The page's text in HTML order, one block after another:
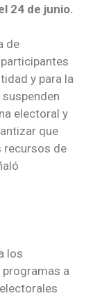
24 de junio.
de
y para la
electoral y
que
recursos de
los
a